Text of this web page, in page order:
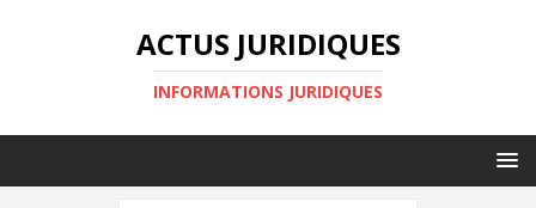
ACTUS JURIDIQUES
INFORMATIONS JURIDIQUES